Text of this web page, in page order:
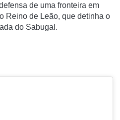
de uma fronteira em
Reino de Leão, que detinha o
do Sabugal.